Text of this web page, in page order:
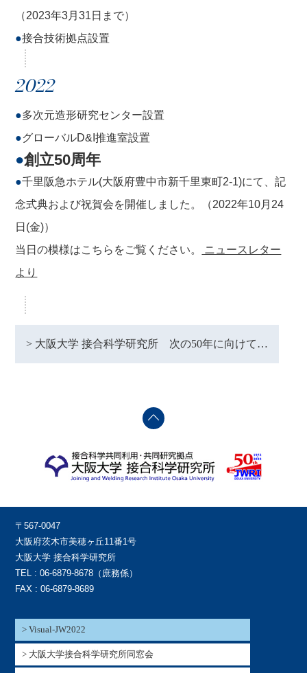
（2023年3月31日まで）
●接合技術拠点設置
2022
●多次元造形研究センター設置
●グローバルD&I推進室設置
●創立50周年
●千里阪急ホテル(大阪府豊中市新千里東町2-1)にて、記
念式典および祝賀会を開催しました。（2022年10月24
日(金)）
当日の模様はこちらをご覧ください。
ニュースレター
より
> 大阪大学 接合科学研究所 次の50年に向けて…
〒567-0047
大阪府茨木市美穂ヶ丘11番1号
大阪大学 接合科学研究所
TEL : 06-6879-8678（庶務係）
FAX : 06-6879-8689
> Visual-JW2022
> 大阪大学接合科学研究所同窓会